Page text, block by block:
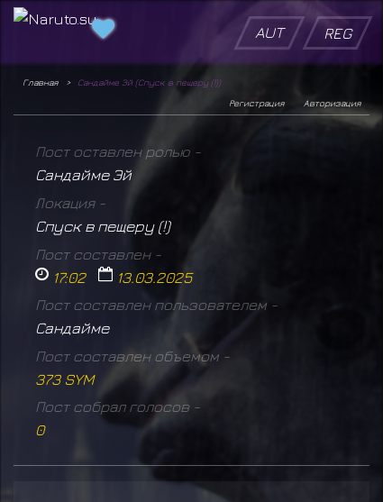
AUT REG
Главная
Сандайме Эй (Спуск в пещеру (!))
Авторизация
Регистрация
Пост оставлен ролью -
Сандайме Эй
Локация -
Спуск в пещеру (!)
Пост составлен -
17:02 13.03.2025
Пост составлен пользователем -
Сандайме
Пост составлен объемом -
373 SYM
Пост собрал голосов -
0